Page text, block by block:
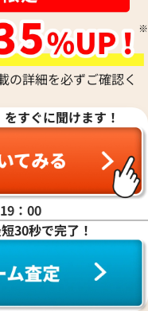
の詳細を必ずご確認く
をすぐに聞けます！
：00
30秒で完了！